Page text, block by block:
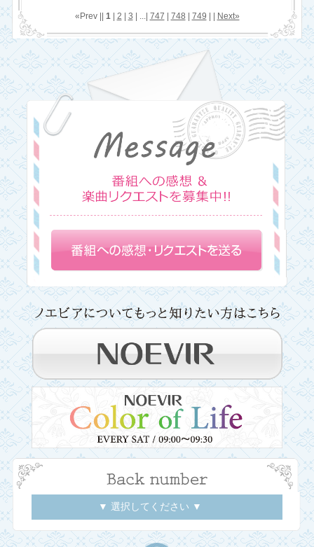
«Prev || 1| 2 3 | ...| 747 748 749 Next»